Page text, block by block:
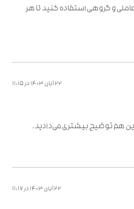
و گروهی استفاده کنید تا هر
22 آبان 1403 در 11:15
هم توضیح بیشتری می‌دادید.
22 آبان 1403 در 11:17